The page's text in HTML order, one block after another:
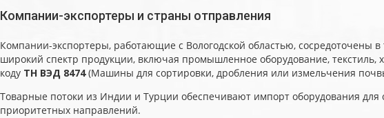
Компании-экспортеры и страны отправления
Компании-экспортеры, работающие с Вологодской областью, сосредоточены в
широкий спектр продукции, включая промышленное оборудование,
коду ТН ВЭД 8474(Машины для сортировки, дробления или измельчения
Товарные потоки из Индии и Турции обеспечивают импорт оборудования для
приоритетных направлений.